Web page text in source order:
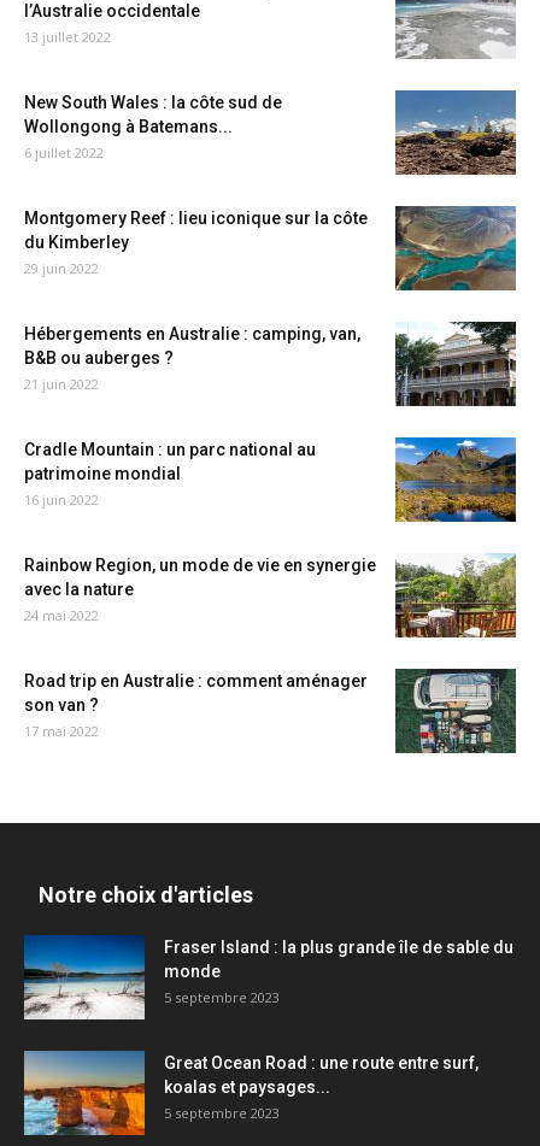
l’Australie occidentale
13 juillet 2022
New South Wales : la côte sud de
Wollongong à Batemans...
6 juillet 2022
Montgomery Reef : lieu iconique sur la côte
du Kimberley
29 juin 2022
Hébergements en Australie : camping, van,
B&B ou auberges ?
21 juin 2022
Cradle Mountain : un parc national au
patrimoine mondial
16 juin 2022
Rainbow Region, un mode de vie en synergie
avec la nature
24 mai 2022
Road trip en Australie : comment aménager
son van ?
17 mai 2022
Notre choix d'articles
Fraser Island : la plus grande île de sable du
monde
5 septembre 2023
Great Ocean Road : une route entre surf,
koalas et paysages...
5 septembre 2023